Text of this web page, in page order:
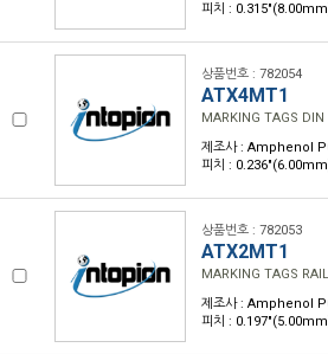
피치 :
상품번호 : 782054
ATX4MT1
MARKING TAGS
제조사 : Amphenol
피치 :
상품번호 : 782053
ATX2MT1
MARKING TAGS
제조사 : Amphenol
피치 :